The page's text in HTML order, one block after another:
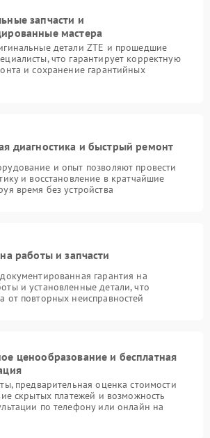
запчасти и
мастера
детали ZTE и прошедшие
что гарантирует корректную
и сохранение гарантийных
диагностика и быстрый ремонт
и опыт позволяют провести
и восстановление в кратчайшие
время без устройства
работы и запчасти
гарантия на
и установленные детали, что
от повторных неисправностей
ценообразование и бесплатная
предварительная оценка стоимости
скрытых платежей и возможность
по телефону или онлайн на